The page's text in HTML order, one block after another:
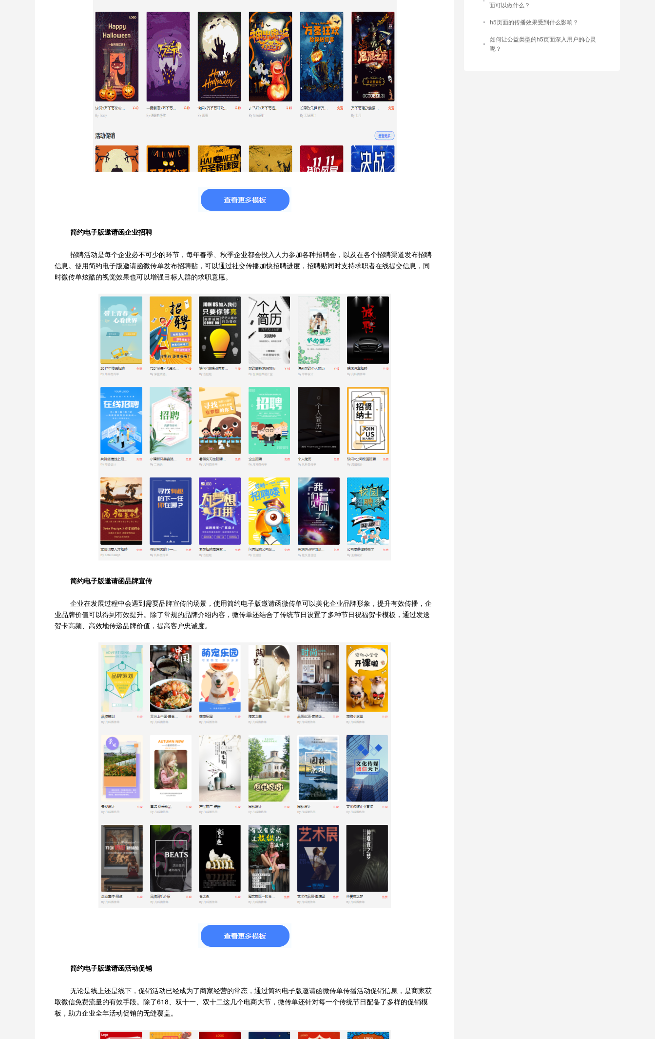
简约电子版邀请函企业招聘
招聘活动是每个企业必不可少的环节，每年春季、秋季企业都会投入人力参加各种招聘会，以及在各个招聘渠道发布招聘
信息。使用简约电子版邀请函微传单发布招聘贴，可以通过社交传播加快招聘进度，招聘贴同时支持求职者在线提交信息，同
时微传单炫酷的视觉效果也可以增强目标人群的求职意愿。
简约电子版邀请函品牌宣传
企业在发展过程中会遇到需要品牌宣传的场景，使用简约电子版邀请函微传单可以美化企业品牌形象，提升有效传播，企
业品牌价值可以得到有效提升。除了常规的品牌介绍内容，微传单还结合了传统节日设置了多种节日祝福贺卡模板，通过发送
贺卡高频、高效地传递品牌价值，提高客户忠诚度。
简约电子版邀请函活动促销
无论是线上还是线下，促销活动已经成为了商家经营的常态，通过简约电子版邀请函微传单传播活动促销信息，是商家获
取微信免费流量的有效手段。除了618、双十一、双十二这几个电商大节，微传单还针对每一个传统节日配备了多样的促销模
板，助力企业全年活动促销的无缝覆盖。
面可以做什么？
h5页面的传播效果受到什么影响？
如何让公益类型的h5页面深入用户的心灵
呢？